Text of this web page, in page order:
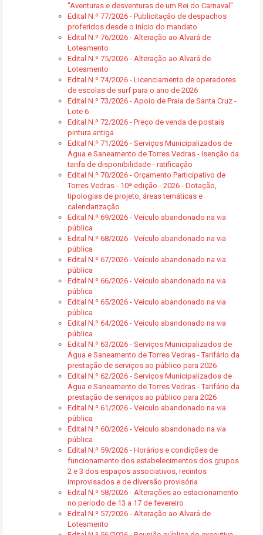
"Aventuras e desventuras de um Rei do Carnaval"
Edital N.º 77/2026 - Publicitação de despachos
proferidos desde o início do mandato
Edital N.º 76/2026 - Alteração ao Alvará de
Loteamento
Edital N.º 75/2026 - Alteração ao Alvará de
Loteamento
Edital N.º 74/2026 - Licenciamento de operadores
de escolas de surf para o ano de 2026
Edital N.º 73/2026 - Apoio de Praia de Santa Cruz -
Lote 6
Edital N.º 72/2026 - Preço de venda de postais
pintura antiga
Edital N.º 71/2026 - Serviços Municipalizados de
Água e Saneamento de Torres Vedras - Isenção da
tarifa de disponibilidade - ratificação
Edital N.º 70/2026 - Orçamento Participativo de
Torres Vedras - 10ª edição - 2026 - Dotação,
tipologias de projeto, áreas temáticas e
calendarização
Edital N.º 69/2026 - Veículo abandonado na via
pública
Edital N.º 68/2026 - Veículo abandonado na via
pública
Edital N.º 67/2026 - Veículo abandonado na via
pública
Edital N.º 66/2026 - Veículo abandonado na via
pública
Edital N.º 65/2026 - Veiculo abandonado na via
pública
Edital N.º 64/2026 - Veiculo abandonado na via
pública
Edital N.º 63/2026 - Serviços Municipalizados de
Água e Saneamento de Torres Vedras - Tarifário da
prestação de serviços ao público para 2026
Edital N.º 62/2026 - Serviços Municipalizados de
Água e Saneamento de Torres Vedras - Tarifário da
prestação de serviços ao público para 2026
Edital N.º 61/2026 - Veiculo abandonado na via
pública
Edital N.º 60/2026 - Veiculo abandonado na via
pública
Edital N.º 59/2026 - Horários e condições de
funcionamento dos estabelecimentos dos grupos
2 e 3 dos espaços associativos, recintos
improvisados e de diversão provisória
Edital N.º 58/2026 - Alterações ao estacionamento
no período de 13 a 17 de fevereiro
Edital N.º 57/2026 - Alteração ao Alvará de
Loteamento